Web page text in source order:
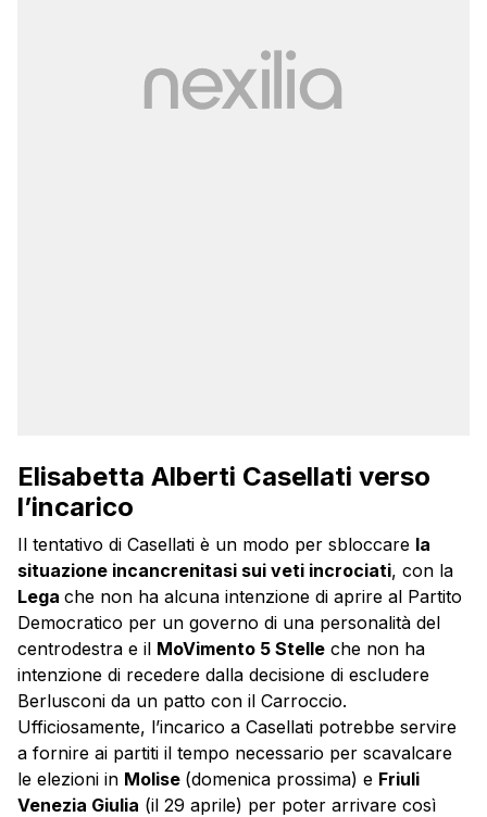
Elisabetta Alberti Casellati verso
l’incarico
Il tentativo di Casellati è un modo per sbloccare la
situazione incancrenitasi sui veti incrociati, con la
Lega che non ha alcuna intenzione di aprire al Partito
Democratico per un governo di una personalità del
centrodestra e il MoVimento 5 Stelle che non ha
intenzione di recedere dalla decisione di escludere
Berlusconi da un patto con il Carroccio.
Ufficiosamente, l’incarico a Casellati potrebbe servire
a fornire ai partiti il tempo necessario per scavalcare
le elezioni in Molise (domenica prossima) e Friuli
Venezia Giulia (il 29 aprile) per poter arrivare così